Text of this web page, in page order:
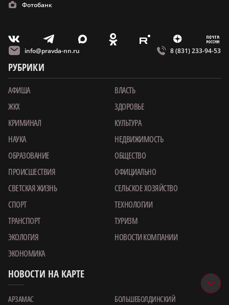
Фотобанк
V T X O E Z m
info@pravda-nn.ru 8 (831) 233-94-53
РУБРИКИ
АФИША
ВЛАСТЬ
ЖКХ
ЗДОРОВЬЕ
КРИМИНАЛ
КУЛЬТУРА
НАУКА
НЕДВИЖИМОСТЬ
ОБРАЗОВАНИЕ
ОБЩЕСТВО
ПРОИСШЕСТВИЯ
ОФИЦИАЛЬНО
СВЕТСКАЯ ЖИЗНЬ
СЕЛЬСКОЕ ХОЗЯЙСТВО
СПОРТ
ТЕХНОЛОГИИ
ТРАНСПОРТ
ТУРИЗМ
ЭКОЛОГИЯ
НОВОСТИ КОМПАНИИ
ЭКОНОМИКА
НОВОСТИ НА КАРТЕ
АРЗАМАС
БОЛЬШЕБОЛДИНСКИЙ